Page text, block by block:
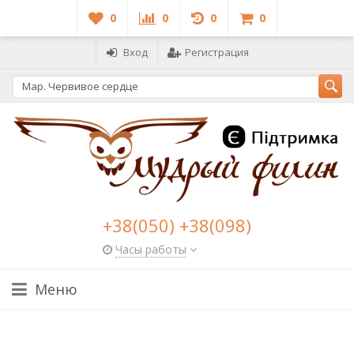
0 0 0 0
Вход Регистрация
+38(050) +38(098)
Часы работы
Меню